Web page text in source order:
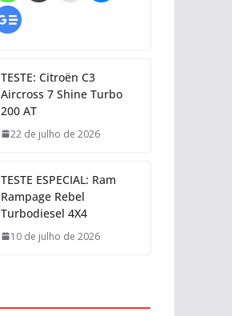
TESTE: Citroën C3
Aircross 7 Shine Turbo
200 AT
22 de julho de 2026
TESTE ESPECIAL: Ram
Rampage Rebel
Turbodiesel 4X4
10 de julho de 2026